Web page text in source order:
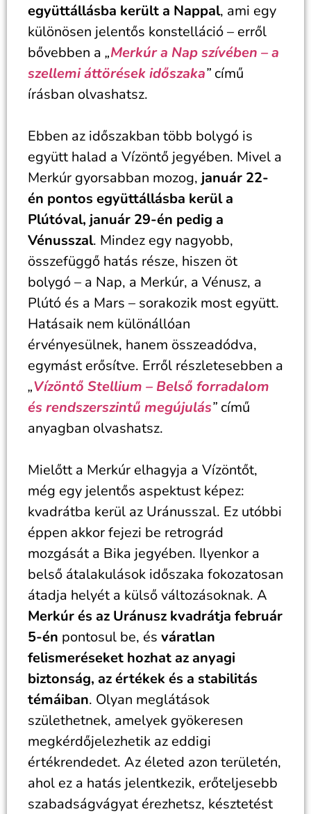
együttállásba került a Nappal, ami egy
különösen jelentős konstelláció – erről
bővebben a „Merkúr a Nap szívében – a
szellemi áttörések időszaka” című
írásban olvashatsz.
Ebben az időszakban több bolygó is
együtt halad a Vízöntő jegyében. Mivel a
Merkúr gyorsabban mozog, január 22-
én pontos együttállásba kerül a
Plútóval, január 29-én pedig a
Vénusszal. Mindez egy nagyobb,
összefüggő hatás része, hiszen öt
bolygó – a Nap, a Merkúr, a Vénusz, a
Plútó és a Mars – sorakozik most együtt.
Hatásaik nem különállóan
érvényesülnek, hanem összeadódva,
egymást erősítve. Erről részletesebben a
„Vízöntő Stellium – Belső forradalom
és rendszerszintű megújulás” című
anyagban olvashatsz.
Mielőtt a Merkúr elhagyja a Vízöntőt,
még egy jelentős aspektust képez:
kvadrátba kerül az Uránusszal. Ez utóbbi
éppen akkor fejezi be retrográd
mozgását a Bika jegyében. Ilyenkor a
belső átalakulások időszaka fokozatosan
átadja helyét a külső változásoknak. A
Merkúr és az Uránusz kvadrátja február
5-én pontosul be, és váratlan
felismeréseket hozhat az anyagi
biztonság, az értékek és a stabilitás
témáiban. Olyan meglátások
születhetnek, amelyek gyökeresen
megkérdőjelezhetik az eddigi
értékrendedet. Az életed azon területén,
ahol ez a hatás jelentkezik, erőteljesebb
szabadságvágyat érezhetsz, késztetést